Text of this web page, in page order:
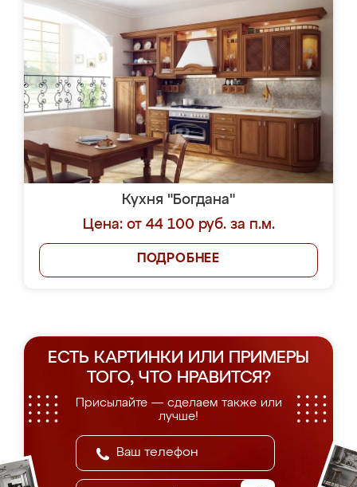
Кухня "Богдана"
Цена: от 44 100 руб. за п.м.
ПОДРОБНЕЕ
ЕСТЬ КАРТИНКИ ИЛИ ПРИМЕРЫ
ТОГО, ЧТО НРАВИТСЯ?
Присылайте — сделаем также или
лучше!